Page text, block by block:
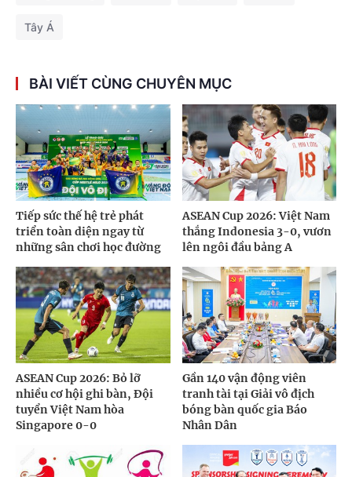
Tây Á
BÀI VIẾT CÙNG CHUYÊN MỤC
Tiếp sức thế hệ trẻ phát
triển toàn diện ngay từ
những sân chơi học đường
ASEAN Cup 2026: Việt Nam
thắng Indonesia 3-0, vươn
lên ngôi đầu bảng A
ASEAN Cup 2026: Bỏ lỡ
nhiều cơ hội ghi bàn, Đội
tuyển Việt Nam hòa
Singapore 0-0
Gần 140 vận động viên
tranh tài tại Giải vô địch
bóng bàn quốc gia Báo
Nhân Dân